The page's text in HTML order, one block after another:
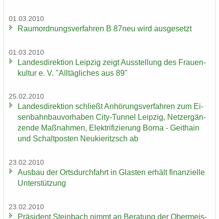
01.03.2010
Raum­ord­nungs­ver­fah­ren B 87neu wird aus­ge­setzt
01.03.2010
Lan­des­di­rek­ti­on Leip­zig zeigt Aus­stel­lung des Frau­en­
kul­tur e. V. "All­täg­li­ches aus 89"
25.02.2010
Lan­des­di­rek­ti­on schließt An­hö­rungs­ver­fah­ren zum Ei­
sen­bahn­bau­vor­ha­ben City-​Tunnel Leip­zig, Netz­er­gän­
zen­de Maß­nah­men, Elek­tri­fi­zie­rung Borna - Geit­hain
und Schalt­pos­ten Neu­kie­ritzsch ab
23.02.2010
Aus­bau der Orts­durch­fahrt in Glas­ten er­hält fi­nan­zi­el­le
Un­ter­stüt­zung
23.02.2010
Prä­si­dent Stein­bach nimmt an Be­ra­tung der Ober­meis­